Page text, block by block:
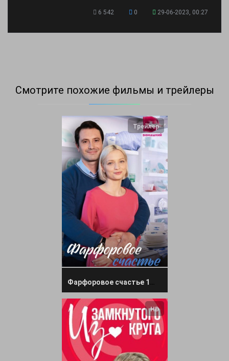
6 542 0 29-06-2023, 00:27
Смотрите похожие фильмы и трейлеры
Трейлер
HD